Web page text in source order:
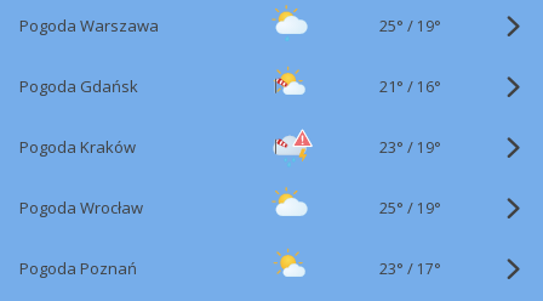
Pogoda Warszawa 25° / 19°
Pogoda Gdańsk 21° / 16°
Pogoda Kraków 23° / 19°
Pogoda Wrocław 25° / 19°
Pogoda Poznań 23° / 17°